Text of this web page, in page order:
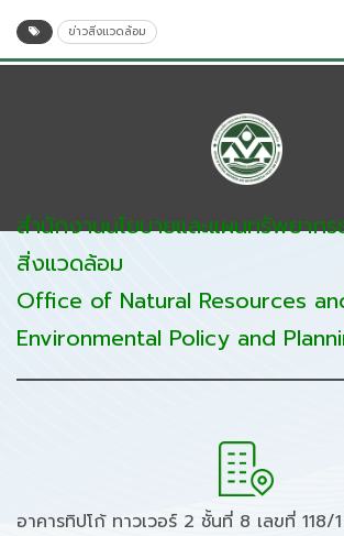
ข่าวสิ่งแวดล้อม
สำนักงานนโยบายและแผนทรัพยากร
สิ่งแวดล้อม
Office of Natural Resources
Environmental Policy and
อาคารทิปโก้ ทาวเวอร์ 2 ชั้นที่ 8 เลขที่ 118/